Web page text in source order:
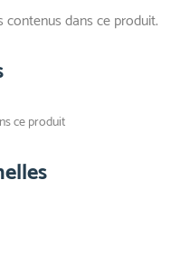
dans ce produit.
ce produit